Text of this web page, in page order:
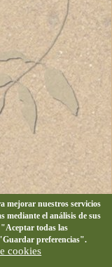
mejorar nuestros servicios
mediante el análisis de sus
"Aceptar todas las
preferencias".
cookies